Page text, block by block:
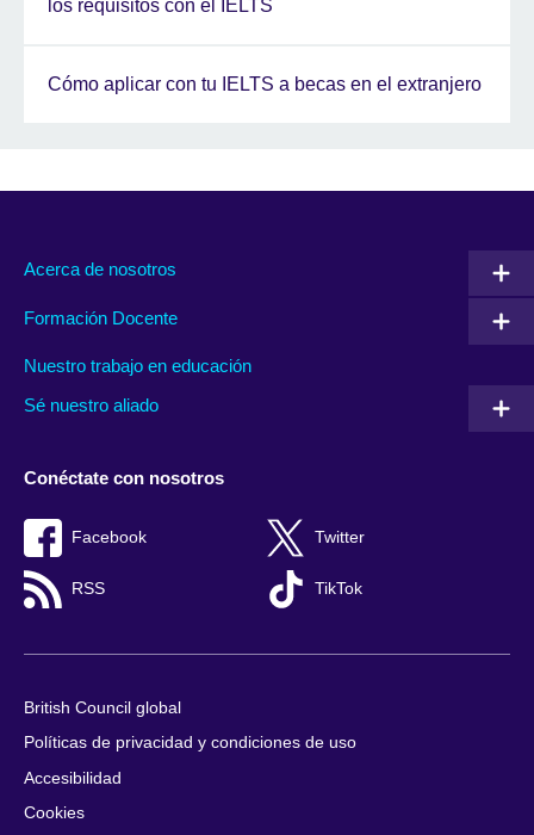
los requisitos con el IELTS
Cómo aplicar con tu IELTS a becas en el extranjero
Acerca de nosotros
Formación Docente
Nuestro trabajo en educación
Sé nuestro aliado
Conéctate con nosotros
Facebook Twitter
RSS TikTok
British Council global
Políticas de privacidad y condiciones de uso
Accesibilidad
Cookies